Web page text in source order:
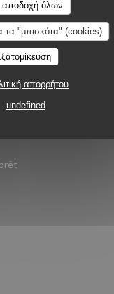
αποδοχή όλων
τα "μπισκότα" (cookies)
απορρήτου
undefined